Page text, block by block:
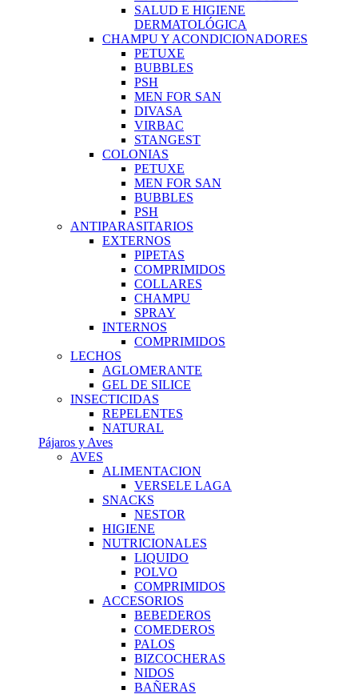
SALUD E HIGIENE
DERMATOLÓGICA
CHAMPU Y ACONDICIONADORES
PETUXE
BUBBLES
PSH
MEN FOR SAN
DIVASA
VIRBAC
STANGEST
COLONIAS
PETUXE
MEN FOR SAN
BUBBLES
PSH
ANTIPARASITARIOS
EXTERNOS
PIPETAS
COMPRIMIDOS
COLLARES
CHAMPU
SPRAY
INTERNOS
COMPRIMIDOS
LECHOS
AGLOMERANTE
GEL DE SILICE
INSECTICIDAS
REPELENTES
NATURAL
Pájaros y Aves
AVES
ALIMENTACION
VERSELE LAGA
SNACKS
NESTOR
HIGIENE
NUTRICIONALES
LIQUIDO
POLVO
COMPRIMIDOS
ACCESORIOS
BEBEDEROS
COMEDEROS
PALOS
BIZCOCHERAS
NIDOS
BAÑERAS